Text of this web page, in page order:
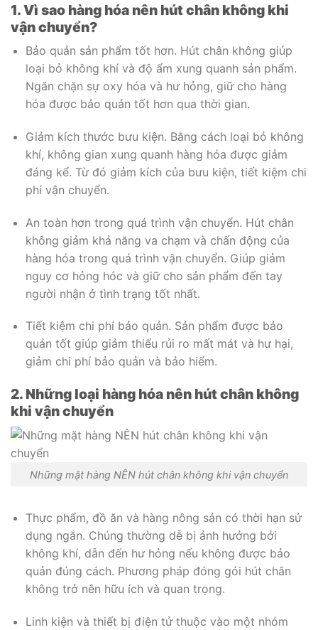
1. Vì sao hàng hóa nên hút chân không khi
vận chuyển?
Bảo quản sản phẩm tốt hơn. Hút chân không giúp
loại bỏ không khí và độ ẩm xung quanh sản phẩm.
Ngăn chặn sự oxy hóa và hư hỏng, giữ cho hàng
hóa được bảo quản tốt hơn qua thời gian.
Giảm kích thước bưu kiện. Bằng cách loại bỏ không
khí, không gian xung quanh hàng hóa được giảm
đáng kể. Từ đó giảm kích của bưu kiện, tiết kiệm chi
phí vận chuyển.
An toàn hơn trong quá trình vận chuyển. Hút chân
không giảm khả năng va chạm và chấn động của
hàng hóa trong quá trình vận chuyển. Giúp giảm
nguy cơ hỏng hóc và giữ cho sản phẩm đến tay
người nhận ở tình trạng tốt nhất.
Tiết kiệm chi phí bảo quản. Sản phẩm được bảo
quản tốt giúp giảm thiểu rủi ro mất mát và hư hại,
giảm chi phí bảo quản và bảo hiểm.
2. Những loại hàng hóa nên hút chân không
khi vận chuyển
Những mặt hàng NÊN hút chân không khi vận chuyển
Thực phẩm, đồ ăn và hàng nông sản có thời hạn sử
dụng ngắn. Chúng thường dễ bị ảnh hưởng bởi
không khí, dẫn đến hư hỏng nếu không được bảo
quản đúng cách. Phương pháp đóng gói hút chân
không trở nên hữu ích và quan trọng.
Linh kiện và thiết bị điện tử thuộc vào một nhóm